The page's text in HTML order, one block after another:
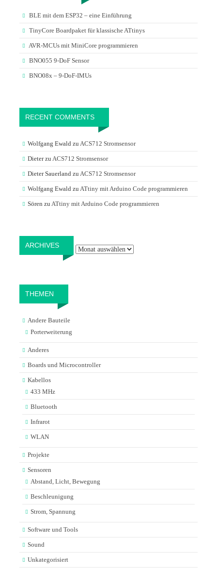
BLE mit dem ESP32 – eine Einführung
TinyCore Boardpaket für klassische ATtinys
AVR-MCUs mit MiniCore programmieren
BNO055 9-DoF Sensor
BNO08x – 9-DoF-IMUs
RECENT COMMENTS
Wolfgang Ewald zu ACS712 Stromsensor
Dieterzu ACS712 Stromsensor
Dieter Sauerland zu ACS712 Stromsensor
Wolfgang Ewald zu ATtiny mit Arduino Code programmieren
Sören zu ATtiny mit Arduino Code programmieren
ARCHIVES
THEMEN
Andere Bauteile
Porterweiterung
Anderes
Boards und Microcontroller
Kabellos
433 MHz
Bluetooth
Infrarot
WLAN
Projekte
Sensoren
Abstand, Licht, Bewegung
Beschleunigung
Strom, Spannung
Software und Tools
Sound
Unkategorisiert